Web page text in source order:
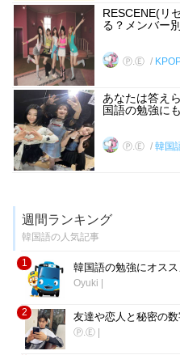
RESCENE(リ
る？メンバー
Ⓟ.Ⓔ
あなたは答え
国語の勉強に
Ⓟ.Ⓔ 韓国
週間ランキング
韓国語の人気記事
1 韓国語の勉強にオス
Oyuki
2 友達や恋人と秘密の
Ⓟ.Ⓔ